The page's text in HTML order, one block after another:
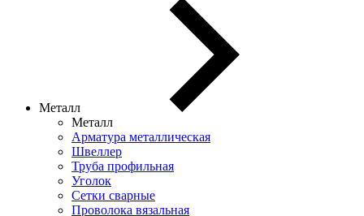
Металл
Металл
Арматура металлическая
Швеллер
Труба профильная
Уголок
Сетки сварные
Проволока вязальная